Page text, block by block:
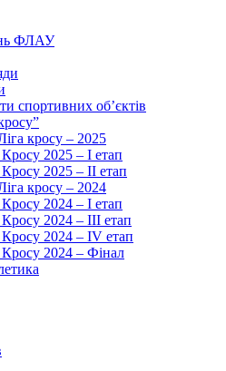
ФЛАУ
спортивних об’єктів
кросу – 2025
Кросу 2025 – I етап
Кросу 2025 – II етап
кросу – 2024
Кросу 2024 – I етап
Кросу 2024 – III етап
Кросу 2024 – IV етап
Кросу 2024 – Фінал